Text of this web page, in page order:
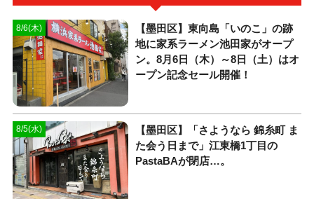
8/6(木)
【墨田区】東向島「いのこ」の跡
地に家系ラーメン池田家がオープ
ン。8月6日（木）～8日（土）はオ
ープン記念セール開催！
8/5(水)
【墨田区】「さようなら 錦糸町 ま
た会う日まで」江東橋1丁目の
PastaBAが閉店…。